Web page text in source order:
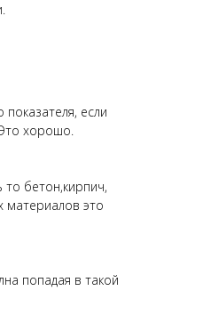
если
хорошо.
то бетон,кирпич,
материалов это
попадая в такой